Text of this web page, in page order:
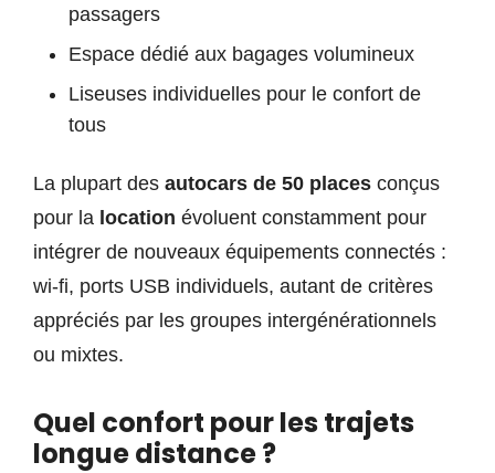
passagers
Espace dédié aux bagages volumineux
Liseuses individuelles pour le confort de
tous
La plupart des autocars de 50 places conçus
pour la location évoluent constamment pour
intégrer de nouveaux équipements connectés :
wi-fi, ports USB individuels, autant de critères
appréciés par les groupes intergénérationnels
ou mixtes.
Quel confort pour les trajets
longue distance ?